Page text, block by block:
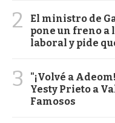
2
El ministro de
pone un freno a
laboral y pide
3
"¡Volvé a
Yesty Prieto a
Famosos